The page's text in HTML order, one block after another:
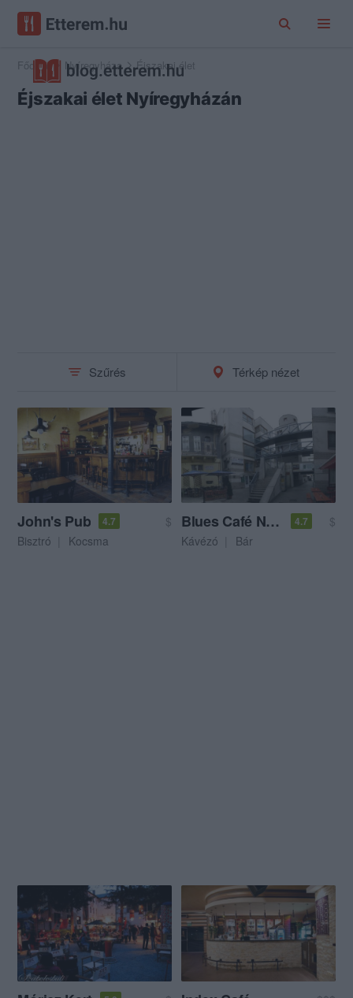
Főoldal Nyíregyháza Éjszakai élet
Éjszakai élet Nyíregyházán
Szűrés Térkép nézet
John's Pub 4.7
$
Bisztró
Kocsma
Blues Café Nyíregyháza 4.7
$
Kávézó
Bár